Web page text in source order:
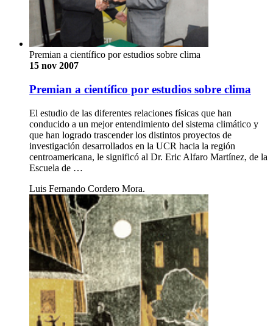
Premian a científico por estudios sobre clima
15 nov 2007
Premian a científico por estudios sobre clima
El estudio de las diferentes relaciones físicas que han
conducido a un mejor entendimiento del sistema climático y
que han logrado trascender los distintos proyectos de
investigación desarrollados en la UCR hacia la región
centroamericana, le significó al Dr. Eric Alfaro Martínez, de la
Escuela de …
Luis Fernando Cordero Mora.